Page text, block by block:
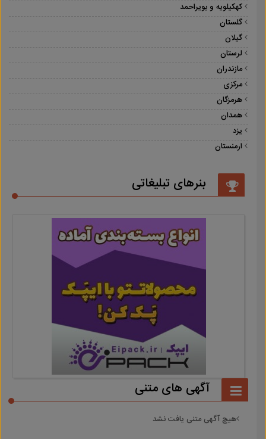
کهکیلویه و بویراحمد
گلستان
گیلان
لرستان
مازندران
مرکزی
هرمزگان
همدان
یزد
ارمنستان
بنرهای تبلیغاتی
آگهی های متنی
هیچ آگهی متنی یافت نشد